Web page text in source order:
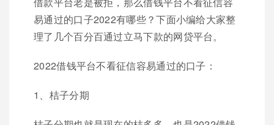
易通过的口子2022有哪些？下面小编给大家整
理了几个百分百通过立马下款的网贷平台。
2022借钱平台不看征信容易通过的口子：
1、桔子分期